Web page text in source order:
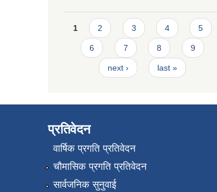
Pages
1 2 3 4 5
6 7 8 9
next › last »
प्रतिवेदन
वार्षिक प्रगति प्रतिवेदन
चौमासिक प्रगति प्रतिवेदन
सार्वजनिक सुनुवाई